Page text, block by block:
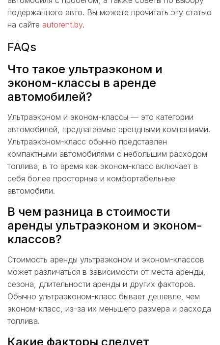
подержанного авто. Вы можете прочитать эту статью
на сайте autorent.by.
FAQs
Что такое ультраэконом и
эконом-классы в аренде
автомобилей?
Ультраэконом и эконом-классы — это категории
автомобилей, предлагаемые арендными компаниями.
Ультраэконом-класс обычно представлен
компактными автомобилями с небольшим расходом
топлива, в то время как эконом-класс включает в
себя более просторные и комфортабельные
автомобили.
В чем разница в стоимости
аренды ультраэконом и эконом-
классов?
Стоимость аренды ультраэконом и эконом-классов
может различаться в зависимости от места аренды,
сезона, длительности аренды и других факторов.
Обычно ультраэконом-класс бывает дешевле, чем
эконом-класс, из-за их меньшего размера и расхода
топлива.
Какие факторы следует